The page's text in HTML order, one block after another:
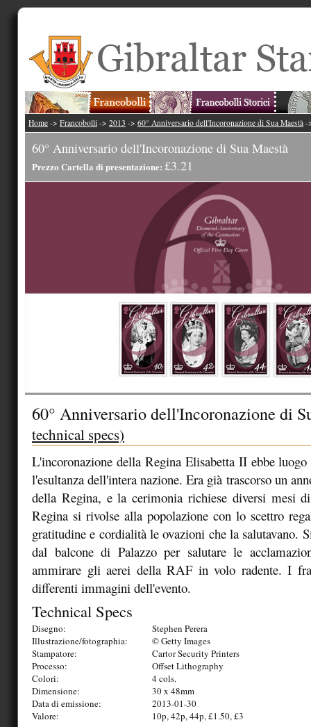
Home -> Francobolli -> 2013 -> 60° Anniversario dell'Incoronazione di Sua Maestà -
60° Anniversario dell'Incoronazione di Sua Maestà
Prezzo Cartella di presentazione: £3.21
60° Anniversario dell'Incoronazione di
technical specs)
L'incoronazione della Regina Elisabetta II ebbe
l'esultanza dell'intera nazione. Era già trascorso un
della Regina, e la cerimonia richiese diversi mesi
Regina si rivolse alla popolazione con lo scettro
gratitudine e cordialità le ovazioni che la salutavano.
dal balcone di Palazzo per salutare le
ammirare gli aerei della RAF in volo radente. I
differenti immagini dell'evento.
Technical Specs
Disegno:
Stephen Perera
Illustrazione/fotographia:
© Getty Images
Stampatore:
Cartor Security Printers
Processo:
Offset Lithography
Colori:
4 cols.
Dimensione:
30 x 48mm
Data di emissione:
2013-01-30
Valore:
10p, 42p, 44p, £1.50, £3